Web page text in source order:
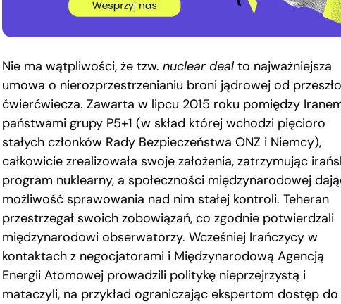
Nie ma wątpliwości, że tzw. nuclear dealto najważniejsza
umowa o nierozprzestrzenianiu broni jądrowej od przeszło
ćwierćwiecza. Zawarta w lipcu 2015 roku pomiędzy
państwami grupy P5+1 (w skład której wchodzi pięcioro
stałych członków Rady Bezpieczeństwa ONZ i Niemcy),
całkowicie zrealizowała swoje założenia, zatrzymując
program nuklearny, a społeczności międzynarodowej
możliwość sprawowania nad nim stałej kontroli. Teheran
przestrzegał swoich zobowiązań, co zgodnie potwierdzali
międzynarodowi obserwatorzy. Wcześniej Irańczycy w
kontaktach z negocjatorami i Międzynarodową Agencją
Energii Atomowej prowadzili politykę nieprzejrzystą i
mataczyli, na przykład ograniczając ekspertom dostęp do